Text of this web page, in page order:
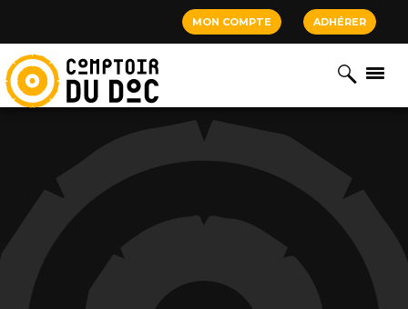
MON COMPTE ADHÉRER
Cookies management panel